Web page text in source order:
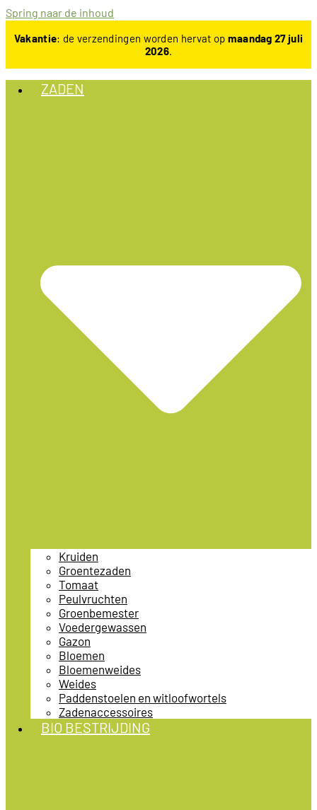
Spring naar de inhoud
Vakantie: de verzendingen worden hervat op maandag 27 juli
2026.
ZADEN
Kruiden
Groentezaden
Tomaat
Peulvruchten
Groenbemester
Voedergewassen
Gazon
Bloemen
Bloemenweides
Weides
Paddenstoelen en witloofwortels
Zadenaccessoires
BIO BESTRIJDING